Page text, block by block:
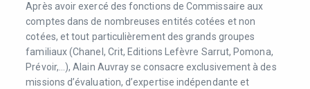
Après avoir exercé des fonctions de Commissaire aux
comptes dans de nombreuses entités cotées et non
cotées, et tout particulièrement des grands groupes
familiaux (Chanel, Crit, Editions Lefèvre Sarrut, Pomona,
Prévoir,…), Alain Auvray se consacre exclusivement à des
missions d’évaluation, d’expertise indépendante et